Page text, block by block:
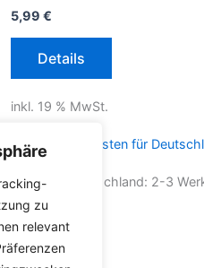
zu
relevant
5,99 €
Details
inkl. 19 % MwSt.
inkl. Versandkosten für
Lieferzeit Deutschland: 2-3